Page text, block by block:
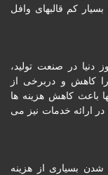
کم قالب­های وافل
دنیا در صنعت تولید،
کاهش و دربرخی از
باعث کاهش هزینه ها
ارائه خدمات نیز می
بسیاری از هزینه